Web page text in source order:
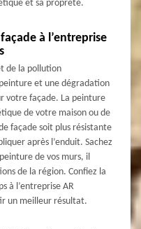
et sa propreté.
à l’entreprise
de la pollution
et une dégradation
votre façade. La peinture
de votre maison ou de
façade soit plus résistante
après l’enduit. Sachez
de vos murs, il
de la région. Confiez la
à l’entreprise AR
un meilleur résultat.